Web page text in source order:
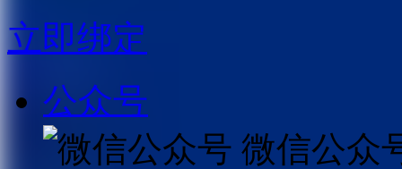
立即绑定
公众号
微信公众